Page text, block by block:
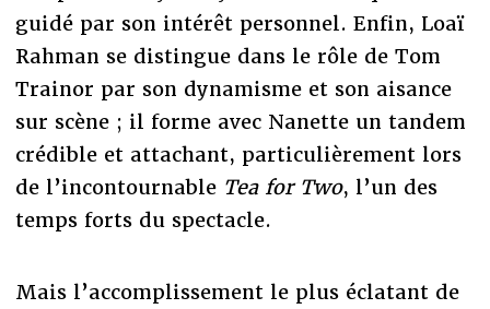
guidé par son intérêt personnel. Enfin, Loaï
Rahman se distingue dans le rôle de Tom
Trainor par son dynamisme et son aisance
sur scène ; il forme avec Nanette un tandem
crédible et attachant, particulièrement lors
de l’incontournable Tea for Two, l’un des
temps forts du spectacle.
Mais l’accomplissement le plus éclatant de